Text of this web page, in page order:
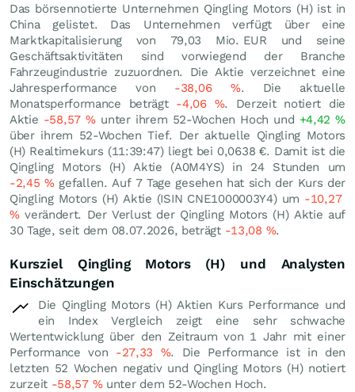
Das börsennotierte Unternehmen Qingling Motors (H) ist in
China gelistet. Das Unternehmen verfügt über eine
Marktkapitalisierung von 79,03 Mio. EUR und seine
Geschäftsaktivitäten sind vorwiegend der Branche
Fahrzeugindustrie zuzuordnen. Die Aktie verzeichnet eine
Jahresperformance von -38,06 %. Die aktuelle
Monatsperformance beträgt -4,06 %. Derzeit notiert die
Aktie -58,57%unter ihrem 52-Wochen Hoch und +4,42%
über ihrem 52-Wochen Tief. Der aktuelle Qingling Motors
(H) Realtimekurs (11:39:47) liegt bei 0,0638 €. Damit ist die
Qingling Motors (H) Aktie (A0M4YS) in 24 Stunden um
-2,45%gefallen. Auf 7 Tage gesehen hat sich der Kurs der
Qingling Motors (H) Aktie (ISIN CNE1000003Y4) um -10,27
%verändert. Der Verlust der Qingling Motors (H) Aktie auf
30 Tage, seit dem 08.07.2026, beträgt -13,08 %.
Kursziel Qingling Motors (H) und Analysten
Einschätzungen
Die Qingling Motors (H) Aktien Kurs Performance und
ein Index Vergleich zeigt eine sehr schwache
Wertentwicklung über den Zeitraum von 1 Jahr mit einer
Performance von -27,33 %. Die Performance ist in den
letzten 52 Wochen negativ und Qingling Motors (H) notiert
zurzeit -58,57 %unter dem 52-Wochen Hoch.